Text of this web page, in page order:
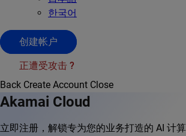
한국어
创建帐户
正遭受攻击 ?
Back Create Account Close
Akamai Cloud
立即注册，解锁专为您的业务打造的 AI 计